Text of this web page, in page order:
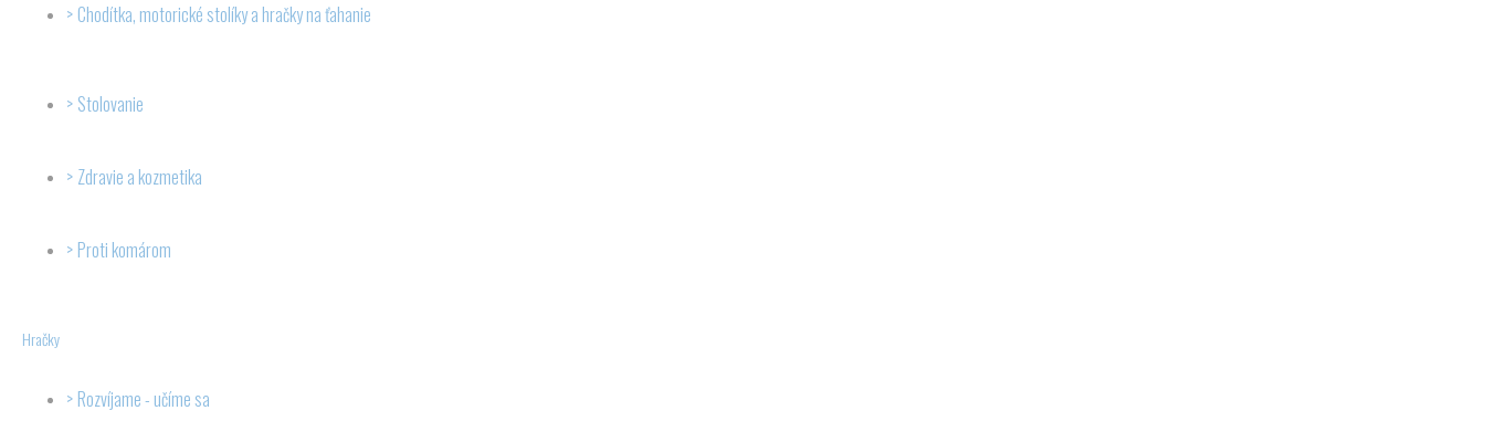
Chodítka, motorické stolíky a hračky na ťahanie
Stolovanie
Zdravie a kozmetika
Proti komárom
Hračky
Rozvíjame - učíme sa